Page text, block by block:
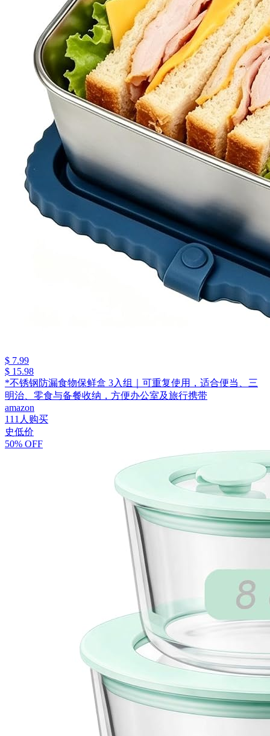
$ 7.99
$ 15.98
*不锈钢防漏食物保鲜盒 3入组｜可重复使用，适合便当、三
明治、零食与备餐收纳，方便办公室及旅行携带
amazon
111人购买
史低价
50% OFF